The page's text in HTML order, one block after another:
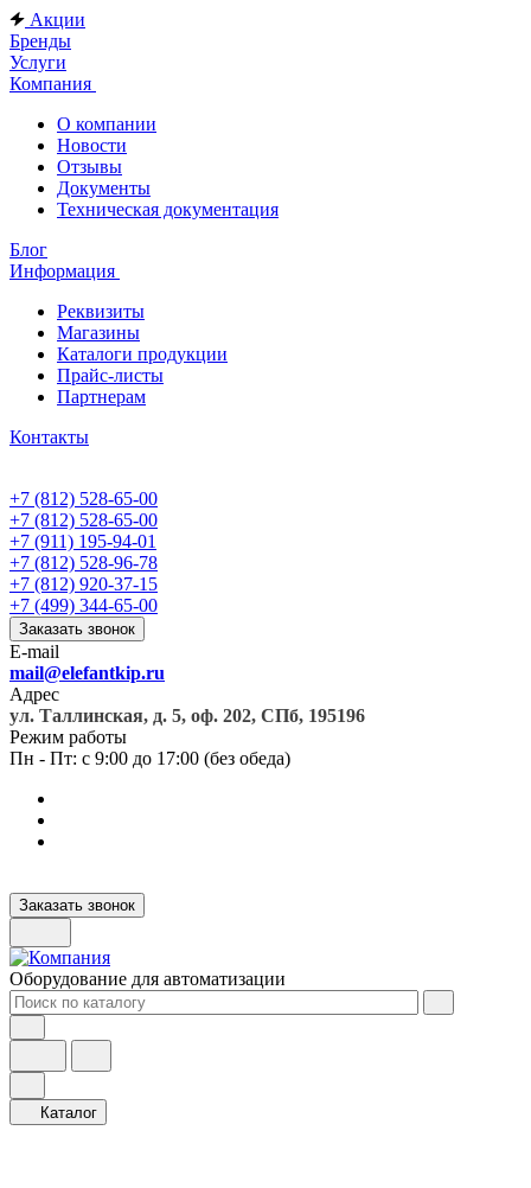
Акции
Бренды
Услуги
Компания
О компании
Новости
Отзывы
Документы
Техническая документация
Блог
Информация
Реквизиты
Магазины
Каталоги продукции
Прайс-листы
Партнерам
Контакты
+7 (812) 528-65-00
+7 (812) 528-65-00
+7 (911) 195-94-01
+7 (812) 528-96-78
+7 (812) 920-37-15
+7 (499) 344-65-00
Заказать звонок
E-mail
mail@elefantkip.ru
Адрес
ул. Таллинская, д. 5, оф. 202, СПб, 195196
Режим работы
Пн - Пт: с 9:00 до 17:00 (без обеда)
Заказать звонок
Оборудование для автоматизации
Каталог